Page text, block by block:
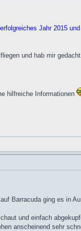
Jahr 2015
und hab mir
hilfreiche Informationen
Barracuda ging es in
und einfach
anscheinend sehr